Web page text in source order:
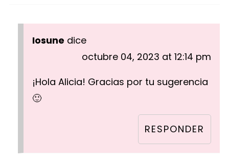
Iosune dice
octubre 04, 2023 at 12:14 pm
¡Hola Alicia! Gracias por tu sugerencia
🙂
RESPONDER